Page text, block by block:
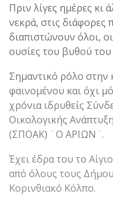
Πριν λίγες ημέρες κι
νεκρά, στις διάφορες
διαπιστώνουν όλοι,
ουσίες του βυθού του
Σημαντικό ρόλο
φαινομένου και όχι
χρόνια ιδρυθείς
Οικολογικής
(ΣΠΟΑΚ) ¨Ο ΑΡΙΩΝ¨.
Έχει έδρα του το
από όλους τους
Κορινθιακό Κόλπο.